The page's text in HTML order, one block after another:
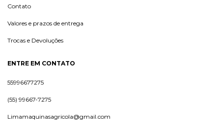
Contato
Valores e prazos de entrega
Trocas e Devoluções
ENTRE EM CONTATO
55996677275
(55) 99667-7275
Limamaquinasagricola@gmail.com